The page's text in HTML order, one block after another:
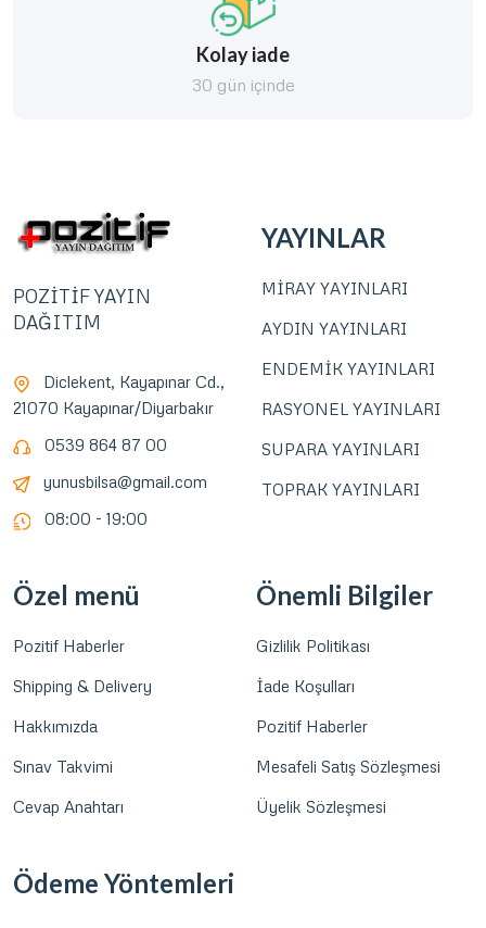
Kolay iade
30 gün içinde
POZİTİF YAYIN
DAĞITIM
Diclekent, Kayapınar Cd.,
21070 Kayapınar/Diyarbakır
0539 864 87 00
yunusbilsa@gmail.com
08:00 - 19:00
YAYINLAR
MİRAY YAYINLARI
AYDIN YAYINLARI
ENDEMİK YAYINLARI
RASYONEL YAYINLARI
SUPARA YAYINLARI
TOPRAK YAYINLARI
Özel menü
Pozitif Haberler
Shipping & Delivery
Hakkımızda
Sınav Takvimi
Cevap Anahtarı
Önemli Bilgiler
Gizlilik Politikası
İade Koşulları
Pozitif Haberler
Mesafeli Satış Sözleşmesi
Üyelik Sözleşmesi
Ödeme Yöntemleri